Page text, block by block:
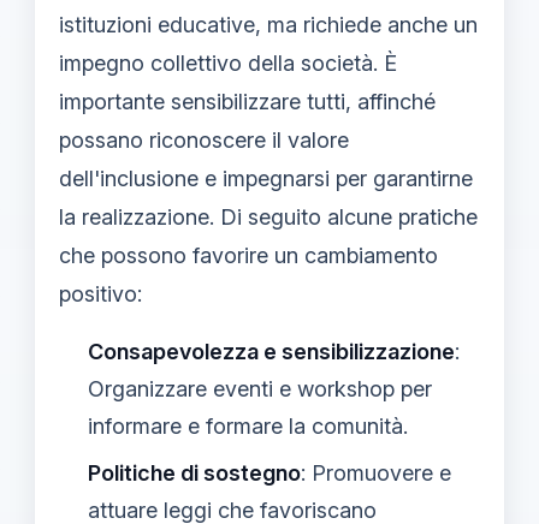
istituzioni educative, ma richiede anche un
impegno collettivo della società. È
importante sensibilizzare tutti, affinché
possano riconoscere il valore
dell'inclusione e impegnarsi per garantirne
la realizzazione. Di seguito alcune pratiche
che possono favorire un cambiamento
positivo:
Consapevolezza e sensibilizzazione:
Organizzare eventi e workshop per
informare e formare la comunità.
Politiche di sostegno: Promuovere e
attuare leggi che favoriscano